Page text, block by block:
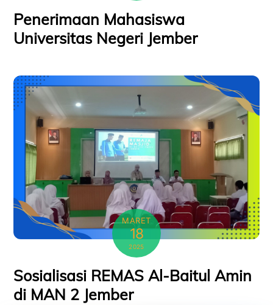
Penerimaan Mahasiswa
Universitas Negeri Jember
MARET
18
2025
Sosialisasi REMAS Al-Baitul Amin
di MAN 2 Jember